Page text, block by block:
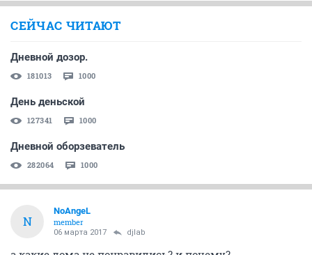
СЕЙЧАС ЧИТАЮТ
Дневной дозор.
181013 1000
День деньской
127341 1000
Дневной оборзеватель
282064 1000
N
NoAngeL
member
06 марта 2017 djlab